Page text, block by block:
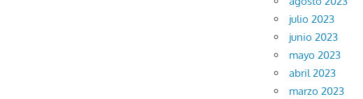
julio 2023
junio 2023
mayo 2023
abril 2023
marzo 2023